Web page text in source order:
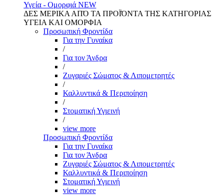
Υγεία - Ομορφιά NEW
ΔΕΣ ΜΕΡΙΚΑ ΑΠΌ ΤΑ ΠΡΟΪΌΝΤΑ ΤΗΣ ΚΑΤΗΓΟΡΙΑΣ
ΥΓΕΙΑ ΚΑΙ ΟΜΟΡΦΙΑ
Προσωπική Φροντίδα
Για την Γυναίκα
/
Για τον Άνδρα
/
Ζυγαριές Σώματος & Λιπομετρητές
/
Καλλυντικά & Περιποίηση
/
Στοματική Υγιεινή
/
view more
Προσωπική Φροντίδα
Για την Γυναίκα
Για τον Άνδρα
Ζυγαριές Σώματος & Λιπομετρητές
Καλλυντικά & Περιποίηση
Στοματική Υγιεινή
view more